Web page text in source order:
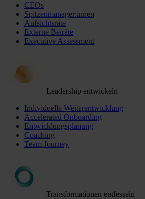
CEOs
Spitzenmanager:innen
Aufsichtsräte
Externe Beiräte
Executive Assessment
Leadership entwickeln
Individuelle Weiterentwicklung
Accelerated Onboarding
Entwicklungsplanung
Coaching
Team Journey
Transformationen entfesseln